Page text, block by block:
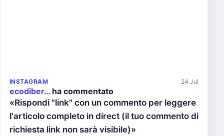
INSTAGRAM 24 Jul
ecodiber… ha commentato
«Rispondi "link" con un commento per leggere
l'articolo completo in direct (il tuo commento di
richiesta link non sarà visibile)»